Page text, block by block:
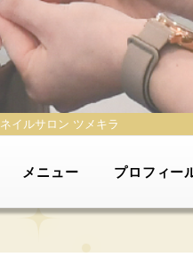
ネイルサロン ツメキラ
メニュー プロフィー